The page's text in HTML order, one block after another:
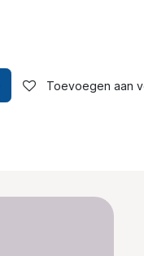
Toevoegen aan